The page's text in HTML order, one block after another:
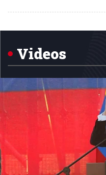
Videos